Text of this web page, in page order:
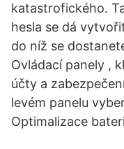
katastrofického.
hesla se dá
do níž se
Ovládací panely ,
účty a
levém panelu
Optimalizace